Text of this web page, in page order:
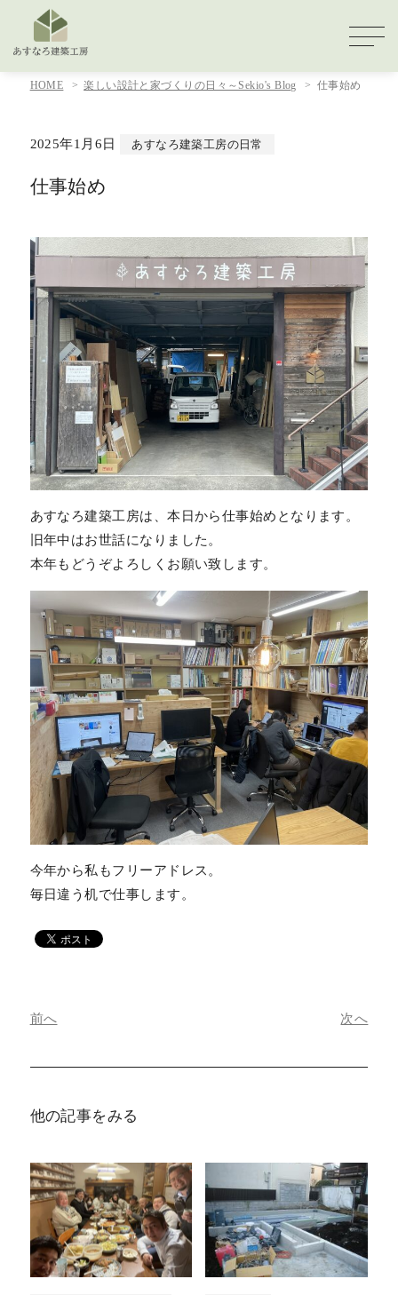
HOME 楽しい設計と家づくりの日々～Sekio's Blog 仕事始め
2025年1月6日 あすなろ建築工房の日常
仕事始め
あすなろ建築工房は、本日から仕事始めとなります。
旧年中はお世話になりました。
本年もどうぞよろしくお願い致します。
今年から私もフリーアドレス。
毎日違う机で仕事します。
前へ 次へ
他の記事をみる